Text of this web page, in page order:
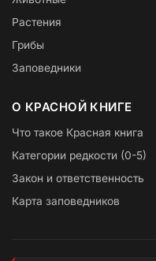
Растения
Грибы
Заповедники
О КРАСНОЙ КНИГЕ
Что такое Красная книга
Категории редкости (0-5)
Закон и ответственность
Карта заповедников